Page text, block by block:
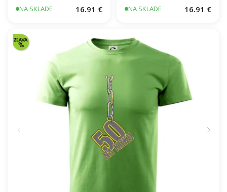
NA SKLADE 16.91 € NA SKLADE 16.91 €